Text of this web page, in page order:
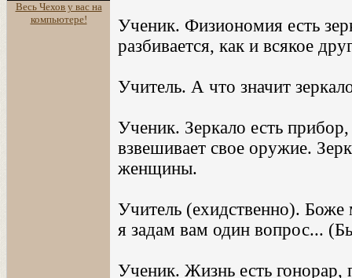
Весь Чехов у вас на
компьютере!
Ученик. Физиономия есть
разбивается, как и всякое
Учитель. А что значит
Ученик. Зеркало есть
взвешивает свое оружие.
женщины.
Учитель (ехидственно).
я задам вам один вопрос...
Ученик. Жизнь есть гонорар,